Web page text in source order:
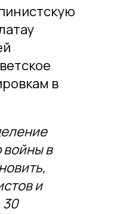
в
войны в
и
30